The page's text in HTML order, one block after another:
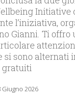
l’iniziativa,
Gianni. Ti
si sono
gratuiti
Giugno 2026